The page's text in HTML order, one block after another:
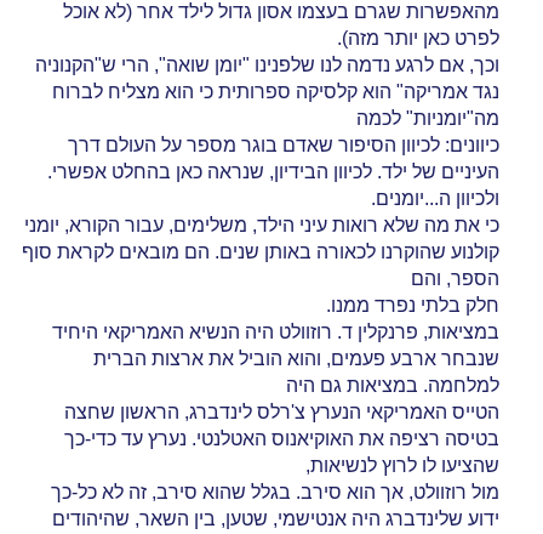
מהאפשרות שגרם בעצמו אסון גדול לילד אחר (לא אוכל
לפרט כאן יותר מזה).
וכך, אם לרגע נדמה לנו שלפנינו "יומן שואה", הרי ש"הקנוניה
נגד אמריקה" הוא קלסיקה ספרותית כי הוא מצליח לברוח
מה"יומניות" לכמה
כיוונים: לכיוון הסיפור שאדם בוגר מספר על העולם דרך
העיניים של ילד. לכיוון הבידיון, שנראה כאן בהחלט אפשרי.
ולכיוון ה...יומנים.
כי את מה שלא רואות עיני הילד, משלימים, עבור הקורא, יומני
קולנוע שהוקרנו לכאורה באותן שנים. הם מובאים לקראת סוף
הספר, והם
חלק בלתי נפרד ממנו.
במציאות, פרנקלין ד. רוזוולט היה הנשיא האמריקאי היחיד
שנבחר ארבע פעמים, והוא הוביל את ארצות הברית
למלחמה. במציאות גם היה
הטייס האמריקאי הנערץ צ'רלס לינדברג, הראשון שחצה
בטיסה רציפה את האוקיאנוס האטלנטי. נערץ עד כדי-כך
שהציעו לו לרוץ לנשיאות,
מול רוזוולט, אך הוא סירב. בגלל שהוא סירב, זה לא כל-כך
ידוע שלינדברג היה אנטישמי, שטען, בין השאר, שהיהודים